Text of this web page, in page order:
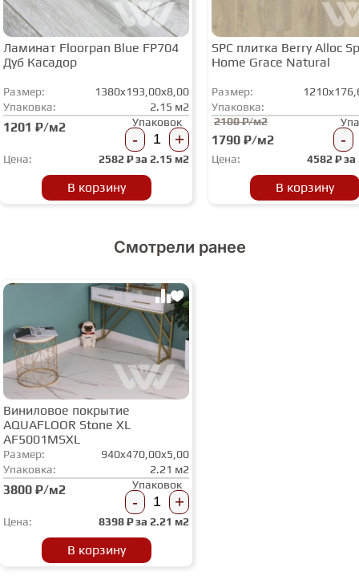
Ламинат Floorpan Blue FP704
Дуб Касадор
Размер:
1380x193,00x8,00
Упаковка:
2.15 м2
1201 ₽/м2 Упаковок
- +
Цена: 2582₽ за 2.15 м2
В корзину
SPC плитка Berry Alloc
Home Grace Natural
Размер:
Упаковка:
2100 ₽/м2
1790 ₽/м2 -
Цена: 4582₽ за
В корзину
Смотрели ранее
Виниловое покрытие
AQUAFLOOR Stone XL
AF5001MSXL
Размер:
940x470,00x5,00
Упаковка:
2.21 м2
3800 ₽/м2 Упаковок
- +
Цена: 8398₽ за 2.21 м2
В корзину